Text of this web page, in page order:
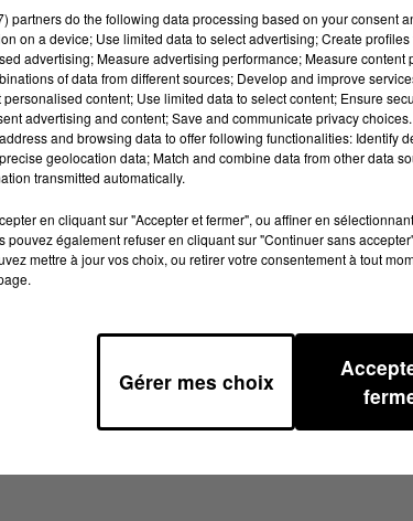
À 08H29
partnersdo the following data processing based on your consent
on a device; Use limited data to select advertising; Create
advertising; Measure advertising performance; Measure
of data from different sources; Develop and improve
content; Use limited data to select content; Ensure
advertising and content; Save and communicate privacy
and browsing data to offer following functionalities: Identify
geolocation data; Match and combine data from other data
transmitted automatically.
en cliquant sur "Accepter et fermer", ou affiner en
pouvez également refuser en cliquant sur "Continuer sans
mettre à jour vos choix, ou retirer votre consentement à tout
Gérer mes choix